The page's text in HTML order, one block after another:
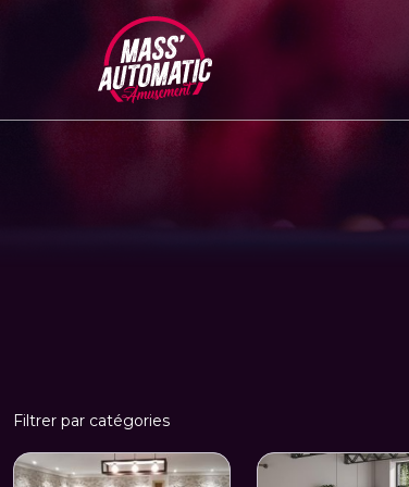
Filtrer par catégories